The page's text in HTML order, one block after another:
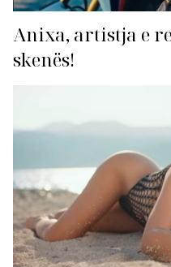
Anixa, artistja e
skenës!